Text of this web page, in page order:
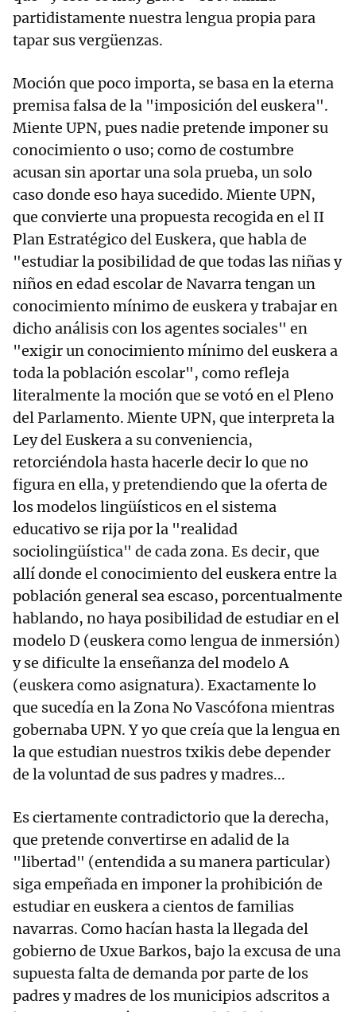
partidistamente nuestra lengua propia para
tapar sus vergüenzas.
Moción que poco importa, se basa en la eterna
premisa falsa de la "imposición del euskera".
Miente UPN, pues nadie pretende imponer su
conocimiento o uso; como de costumbre
acusan sin aportar una sola prueba, un solo
caso donde eso haya sucedido. Miente UPN,
que convierte una propuesta recogida en el II
Plan Estratégico del Euskera, que habla de
"estudiar la posibilidad de que todas las niñas y
niños en edad escolar de Navarra tengan un
conocimiento mínimo de euskera y trabajar en
dicho análisis con los agentes sociales" en
"exigir un conocimiento mínimo del euskera a
toda la población escolar", como refleja
literalmente la moción que se votó en el Pleno
del Parlamento. Miente UPN, que interpreta la
Ley del Euskera a su conveniencia,
retorciéndola hasta hacerle decir lo que no
figura en ella, y pretendiendo que la oferta de
los modelos lingüísticos en el sistema
educativo se rija por la "realidad
sociolingüística" de cada zona. Es decir, que
allí donde el conocimiento del euskera entre la
población general sea escaso, porcentualmente
hablando, no haya posibilidad de estudiar en el
modelo D (euskera como lengua de inmersión)
y se dificulte la enseñanza del modelo A
(euskera como asignatura). Exactamente lo
que sucedía en la Zona No Vascófona mientras
gobernaba UPN. Y yo que creía que la lengua en
la que estudian nuestros txikis debe depender
de la voluntad de sus padres y madres...
Es ciertamente contradictorio que la derecha,
que pretende convertirse en adalid de la
"libertad" (entendida a su manera particular)
siga empeñada en imponer la prohibición de
estudiar en euskera a cientos de familias
navarras. Como hacían hasta la llegada del
gobierno de Uxue Barkos, bajo la excusa de una
supuesta falta de demanda por parte de los
padres y madres de los municipios adscritos a